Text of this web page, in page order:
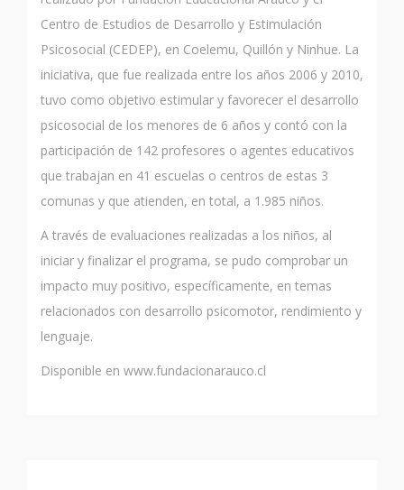
Centro de Estudios de Desarrollo y Estimulación
Psicosocial (CEDEP), en Coelemu, Quillón y Ninhue. La
iniciativa, que fue realizada entre los años 2006 y 2010,
tuvo como objetivo estimular y favorecer el desarrollo
psicosocial de los menores de 6 años y contó con la
participación de 142 profesores o agentes educativos
que trabajan en 41 escuelas o centros de estas 3
comunas y que atienden, en total, a 1.985 niños.
A través de evaluaciones realizadas a los niños, al
iniciar y finalizar el programa, se pudo comprobar un
impacto muy positivo, específicamente, en temas
relacionados con desarrollo psicomotor, rendimiento y
lenguaje.
Disponible en www.fundacionarauco.cl